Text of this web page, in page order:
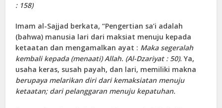
: 158)
Imam al-Sajjad berkata, “Pengertian sa’i adalah
(bahwa) manusia lari dari maksiat menuju kepada
ketaatan dan mengamalkan ayat : Maka segeralah
kembali kepada (menaati) Allah. (Al-Dzariyat : 50).Ya,
usaha keras, susah payah, dan lari, memiliki makna
berupaya melarikan diri dari kemaksiatan menuju
ketaatan; dari pelanggaran menuju kepatuhan.